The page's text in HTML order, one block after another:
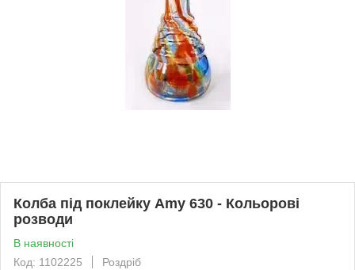
Колба під поклейку Amy 630 - Кольорові
розводи
В наявності
Код: 1102225
Роздріб